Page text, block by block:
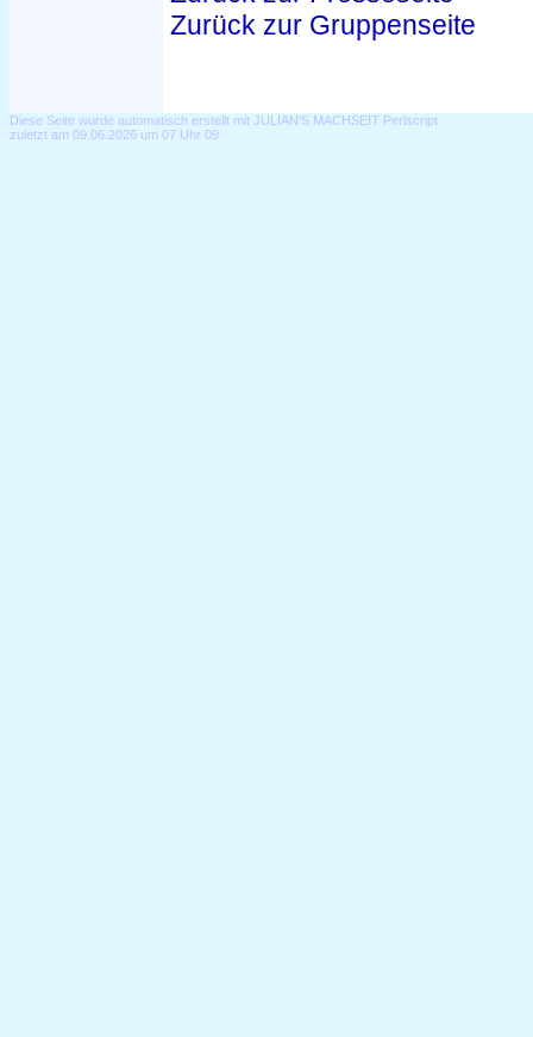
Zurück zur Gruppenseite
Diese Seite wurde automatisch erstellt mit JULIAN'S MACHSEIT Perlscript
zuletzt am 09.06.2026 um 07 Uhr 09